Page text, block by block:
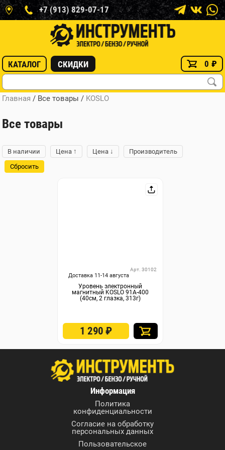
+7 (913) 829-07-17
КАТАЛОГ СКИДКИ 0 ₽
Главная / Все товары / KOSLO
Все товары
В наличии Цена ↑ Цена ↓
Производитель
Сбросить
Доставка 11-14 августа
Арт. 30102
Уровень электронный
магнитный KOSLO 91А-400
(40см, 2 глазка, 313г)
1 290₽
Информация
Политика
конфиденциальности
Согласие на обработку
персональных данных
Пользовательское